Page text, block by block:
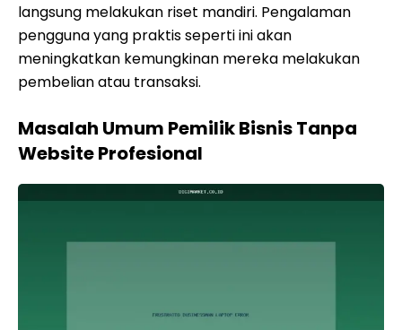
langsung melakukan riset mandiri. Pengalaman
pengguna yang praktis seperti ini akan
meningkatkan kemungkinan mereka melakukan
pembelian atau transaksi.
Masalah Umum Pemilik Bisnis Tanpa
Website Profesional